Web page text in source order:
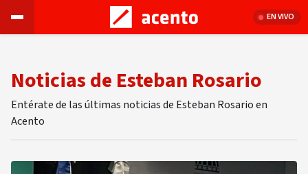
EN VIVO
Noticias de Esteban Rosario
Entérate de las últimas noticias de Esteban Rosario en
Acento